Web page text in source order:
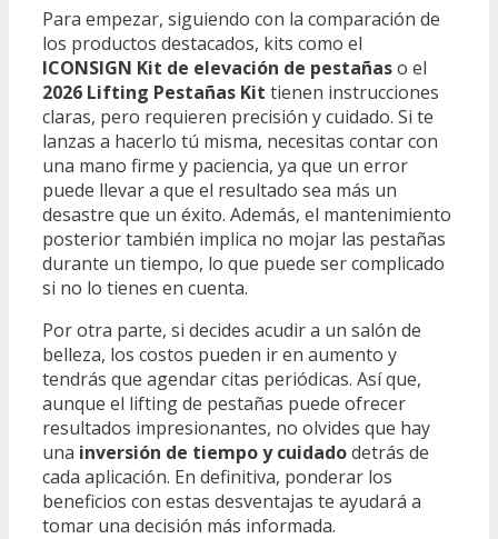
Para empezar, siguiendo con la comparación de
los productos destacados, kits como el
ICONSIGN Kit de elevación de pestañaso el
2026 Lifting Pestañas Kit tienen instrucciones
claras, pero requieren precisión y cuidado. Si te
lanzas a hacerlo tú misma, necesitas contar con
una mano firme y paciencia, ya que un error
puede llevar a que el resultado sea más un
desastre que un éxito. Además, el mantenimiento
posterior también implica no mojar las pestañas
durante un tiempo, lo que puede ser complicado
si no lo tienes en cuenta.
Por otra parte, si decides acudir a un salón de
belleza, los costos pueden ir en aumento y
tendrás que agendar citas periódicas. Así que,
aunque el lifting de pestañas puede ofrecer
resultados impresionantes, no olvides que hay
una inversión de tiempo y cuidadodetrás de
cada aplicación. En definitiva, ponderar los
beneficios con estas desventajas te ayudará a
tomar una decisión más informada.